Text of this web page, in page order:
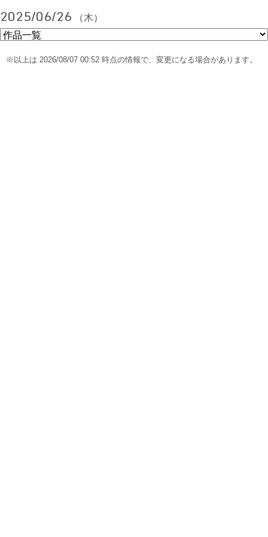
2025/06/26 （木）
※以上は 2026/08/07 00:52 時点の情報で、変更になる場合があります。